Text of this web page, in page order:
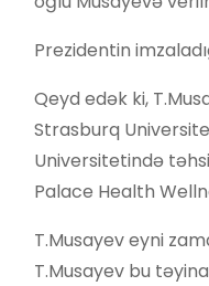
Prezidentin
Qeyd edək ki,
Strasburq
Universitetində
Palace Health
T.Musayev eyni
T.Musayev bu